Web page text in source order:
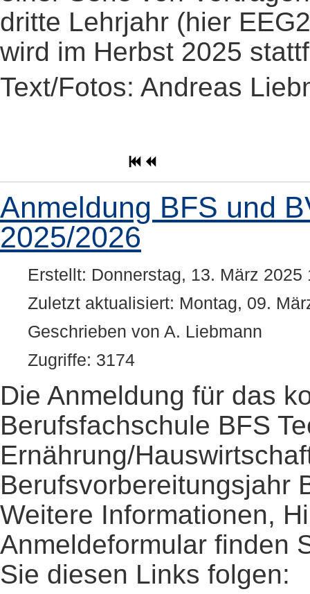
dritte Lehrjahr (hier
wird im Herbst 2025
Text/Fotos: Andreas
Anmeldung BFS und
2025/2026
Erstellt: Donnerstag, 13. März 2025
Zuletzt aktualisiert: Montag, 09.
Geschrieben von A. Liebmann
Zugriffe: 3174
Die Anmeldung für das
Berufsfachschule BFS
Ernährung/
Berufsvorbereitungsjahr
Weitere Informationen,
Anmeldeformular finden
Sie diesen Links folgen: